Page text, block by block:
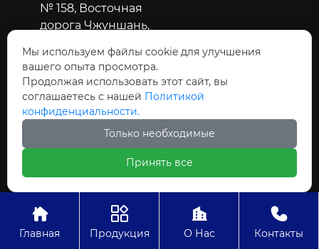
№ 158, Восточная
дорога Чжуншань,
город
Шицзячжуан,
провинция Хэбэй
guozhijiao_888@163.com
+86-311-86078293
ООО Шицзячжуан Чжунчжичуансинь

Главная

Продукция

О Нас

Контакты
Мы используем файлы cookie для улучшения
вашего опыта просмотра.
Продолжая использовать этот сайт, вы
соглашаетесь с нашей Политикой
конфиденциальности.
Только необходимые
Принять все